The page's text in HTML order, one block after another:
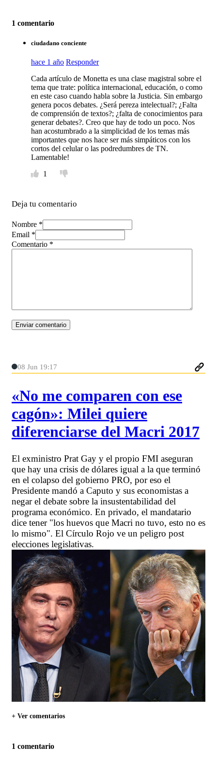
1 comentario
ciudadano conciente
hace 1 año Responder
Cada artículo de Monetta es una clase magistral sobre el
tema que trate: política internacional, educación, o como
en este caso cuando habla sobre la Justicia. Sin embargo
genera pocos debates. ¿Será pereza intelectual?; ¿Falta
de comprensión de textos?; ¿falta de conocimientos para
generar debates?. Creo que hay de todo un poco. Nos
han acostumbrado a la simplicidad de los temas más
importantes que nos hace ser más simpáticos con los
cortos del celular o las podredumbres de TN.
Lamentable!
1
Deja tu comentario
Nombre *
Email *
Comentario *
08 Jun 19:17
«No me comparen con ese
cagón»: Milei quiere
diferenciarse del Macri 2017
El exministro Prat Gay y el propio FMI aseguran
que hay una crisis de dólares igual a la que terminó
en el colapso del gobierno PRO, por eso el
Presidente mandó a Caputo y sus economistas a
negar el debate sobre la insustentabilidad del
programa económico. En privado, el mandatario
dice tener "los huevos que Macri no tuvo, esto no es
lo mismo". El Círculo Rojo ve un peligro post
elecciones legislativas.
+ Ver comentarios
1 comentario